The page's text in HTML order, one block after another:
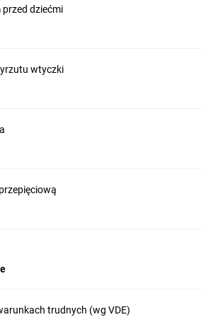
przed dziećmi
wtyczki
trudnych (wg VDE)